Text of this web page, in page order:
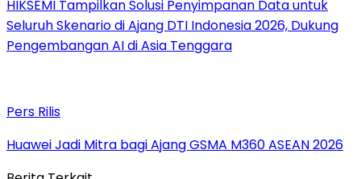
HIKSEMI Tampilkan Solusi Penyimpanan Data untuk
Seluruh Skenario di Ajang DTI Indonesia 2026, Dukung
Pengembangan AI di Asia Tenggara
Pers Rilis
Huawei Jadi Mitra bagi Ajang GSMA M360 ASEAN 2026